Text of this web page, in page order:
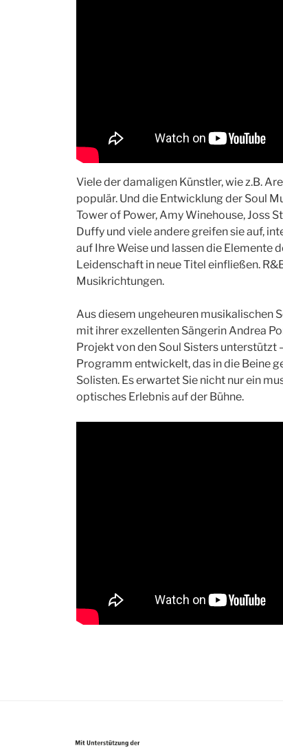
Viele der damaligen Künstler, wie z.B.
populär. Und die Entwicklung der Soul
Tower of Power, Amy Winehouse, Joss
Duffy und viele andere greifen sie auf,
auf Ihre Weise und lassen die Elemente
Leidenschaft in neue Titel einfließen.
Musikrichtungen.
Aus diesem ungeheuren musikalischen
mit ihrer exzellenten Sängerin Andrea
Projekt von den Soul Sisters unterstützt
Programm entwickelt, das in die Beine
Solisten. Es erwartet Sie nicht nur ein
optisches Erlebnis auf der Bühne.